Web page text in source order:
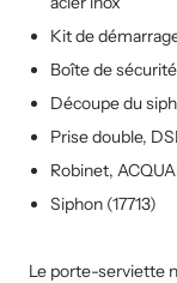
Kit de
Boîte de
Découpe du
Prise double,
Robinet,
Siphon (17713)
Le porte-serviette